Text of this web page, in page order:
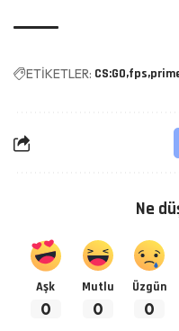
ETİKETLER: CS:GO fps
Ne
Aşk
0
Mutlu
0
Üzgün
0